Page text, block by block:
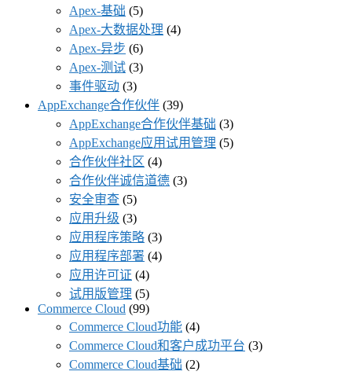
Apex-基础 (5)
Apex-大数据处理 (4)
Apex-异步 (6)
Apex-测试 (3)
事件驱动 (3)
AppExchange合作伙伴 (39)
AppExchange合作伙伴基础 (3)
AppExchange应用试用管理 (5)
合作伙伴社区 (4)
合作伙伴诚信道德 (3)
安全审查 (5)
应用升级 (3)
应用程序策略 (3)
应用程序部署 (4)
应用许可证 (4)
试用版管理 (5)
Commerce Cloud (99)
Commerce Cloud功能 (4)
Commerce Cloud和客户成功平台 (3)
Commerce Cloud基础 (2)